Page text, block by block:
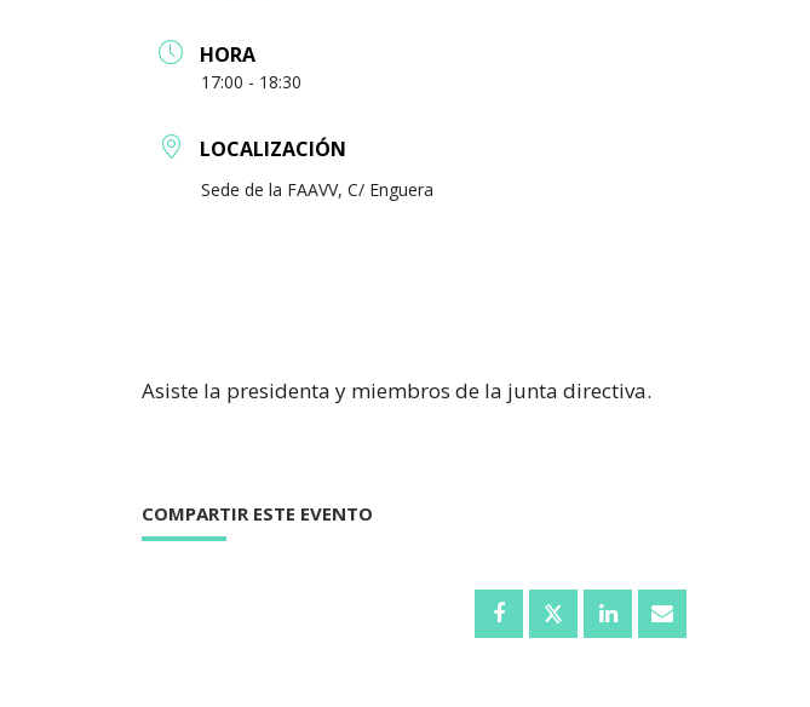
HORA
17:00 - 18:30
LOCALIZACIÓN
Sede de la FAAVV, C/ Enguera
Asiste la presidenta y miembros de la junta directiva.
COMPARTIR ESTE EVENTO